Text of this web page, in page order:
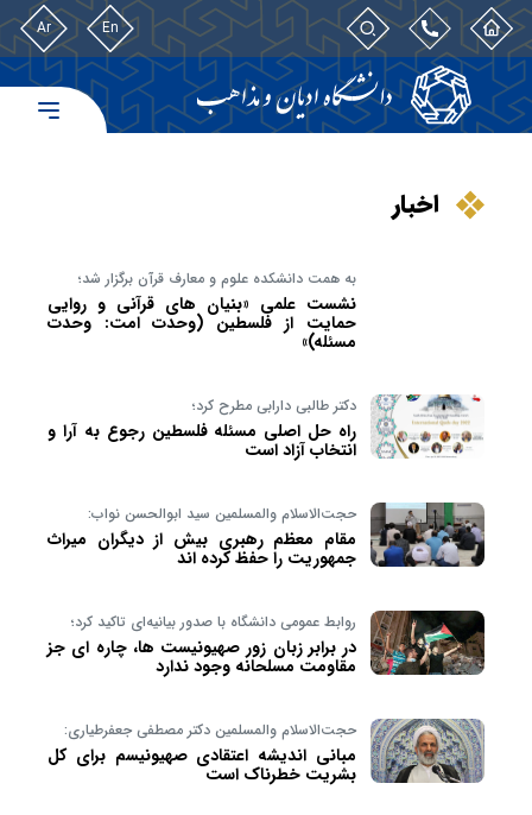
En
Ar
اخبار
به همت دانشکده علوم و معارف قرآن برگزار شد؛
نشست علمی «بنیان های قرآنی و روایی
حمایت از فلسطین (وحدت امت: وحدت
مسئله)»
دکتر طالبی دارابی مطرح کرد؛
راه حل اصلی مسئله فلسطین رجوع به آرا و
انتخاب آزاد است
حجت‌الاسلام والمسلمین سید ابوالحسن نواب:
مقام معظم رهبری بیش از دیگران میراث
جمهوریت را حفظ کرده اند
روابط عمومی دانشگاه با صدور بیانیه‌ای تاکید کرد؛
در برابر زبان زور صهیونیست ها، چاره ای جز
مقاومت مسلحانه وجود ندارد
حجت‌الاسلام والمسلمین دکتر مصطفی جعفرطیاری:
مبانی اندیشه اعتقادی صهیونیسم برای کل
بشریت خطرناک است